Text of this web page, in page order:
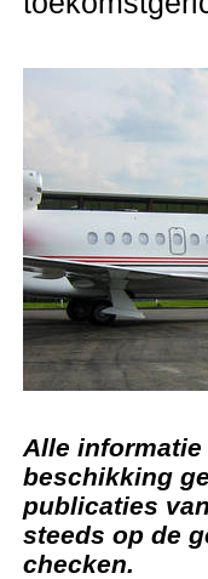
Alle
beschikking
publicaties
steeds op de
checken.